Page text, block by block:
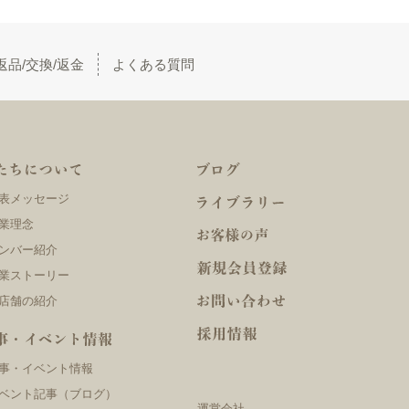
品/交換/返金 よくある質問
メッセージ
理念
バー紹介
ストーリー
舗の紹介
・イベント情報
ント記事（ブログ）